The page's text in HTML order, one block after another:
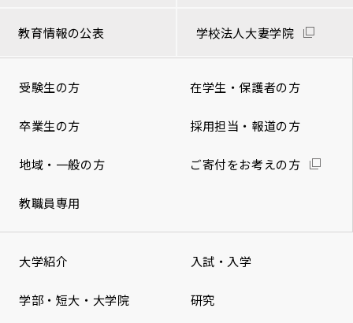
教育情報の公表 学校法人大妻学院
受験生の方 在学生・保護者の方
卒業生の方 採用担当・報道の方
地域・一般の方 ご寄付をお考えの方
教職員専用
大学紹介 入試・入学
学部・短大・大学院 研究